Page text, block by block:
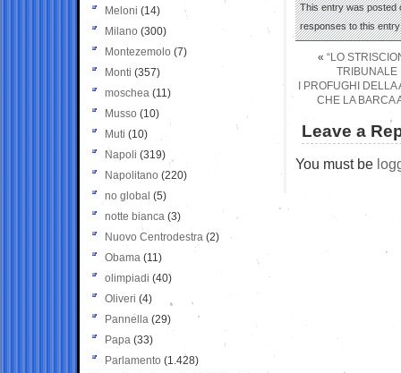
This entry was posted
responses to this
« “LO
TRIBUNALE
I PROFUGHI
CHE LA BARCA
Leave a
You must be
Meloni (14)
Milano (300)
Montezemolo (7)
Monti (357)
moschea (11)
Musso (10)
Muti (10)
Napoli (319)
Napolitano (220)
no global (5)
notte bianca (3)
Nuovo Centrodestra (2)
Obama (11)
olimpiadi (40)
Oliveri (4)
Pannella (29)
Papa (33)
Parlamento (1.428)